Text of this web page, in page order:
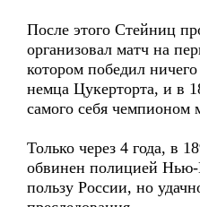
После этого Стейниц
организовал матч на
котором победил
немца Цукерторта, и в
самого себя чемпионом
Только через 4 года, в
обвинен полицией
пользу России, но